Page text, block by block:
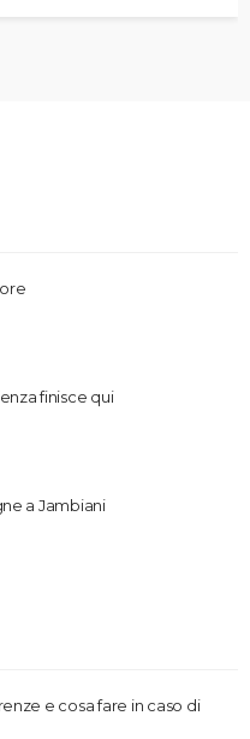
finisce qui
a Jambiani
e cosa fare in caso di